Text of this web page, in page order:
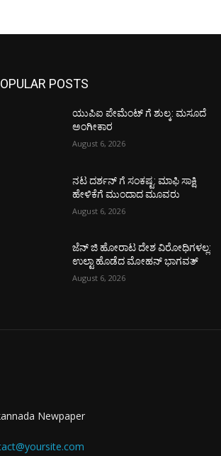
POSTS
ಯುಪಿಐ ಪೇಮೆಂಟ್ ಗೆ ಶುಲ್ಕ: ಮಸೂದೆ
ಅಂಗೀಕಾರ
August 6, 2026
ನಟ ದರ್ಶನ್ ಗೆ ಸಂಕಷ್ಟ: ಮಾಫಿ ಸಾಕ್ಷಿ
ಹೇಳಿಕೆಗೆ ಮುಂದಾದ ಮೂವರು
August 6, 2026
ಜೆನ್ ಜಿ ಹೋರಾಟ ದೇಶ ವಿರೋಧಿಗಳಲ್ಲ:
ಉಲ್ಟಾ ಹೊಡೆದ ಮೋಹನ್ ಭಾಗವತ್
August 6, 2026
Newpaper